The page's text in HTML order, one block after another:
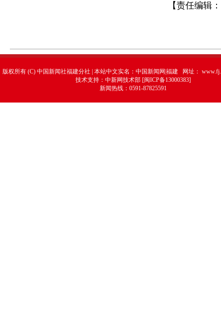
【责任编辑：
版权所有 (C) 中国新闻社福建分社 | 本站中文实名：中国新闻网|福建 网址：
技术支持：中新网技术部 [闽ICP备13000383]
新闻热线：0591-87825591